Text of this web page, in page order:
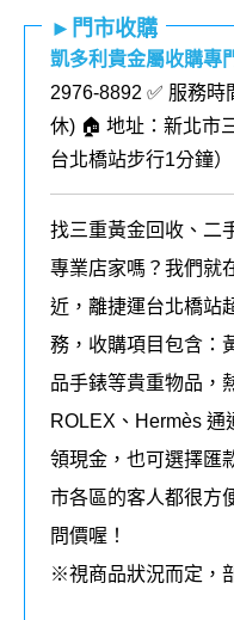
►門市收購
凱多利貴金屬收購專
2976-8892 ✅ 服務
休) 🏠 地址：新北市
台北橋站步行1分鐘）
找三重黃金回收、二
專業店家嗎？我們就
近，離捷運台北橋站
務，收購項目包含：
品手錶等貴重物品，
ROLEX、Hermès
領現金，也可選擇匯
市各區的客人都很方
問價喔！
※視商品狀況而定，